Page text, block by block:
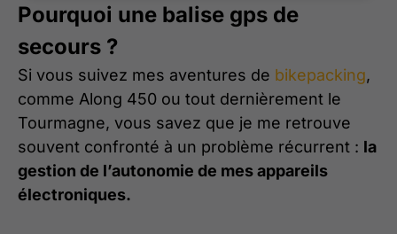
Pourquoi une balise gps de
secours ?
Si vous suivez mes aventures de bikepacking,
comme Along 450 ou tout dernièrement le
Tourmagne, vous savez que je me retrouve
souvent confronté à un problème récurrent : la
gestion de l’autonomie de mes appareils
électroniques.